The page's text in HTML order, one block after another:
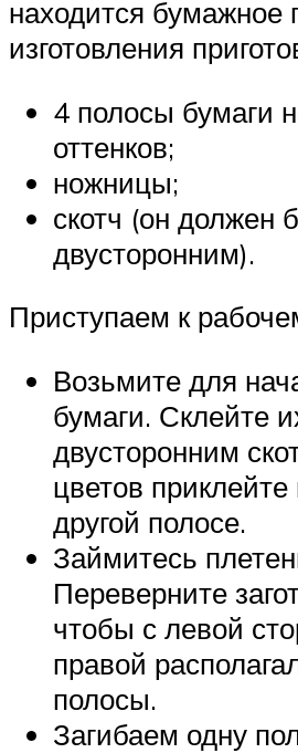
находится бумажное
изготовления
4 полосы бумаги
оттенков;
ножницы;
скотч (он должен
двусторонним).
Приступаем к
Возьмите для
бумаги. Склейте
двусторонним
цветов
другой полосе.
Займитесь
Переверните
чтобы с левой
правой
полосы.
Загибаем одну